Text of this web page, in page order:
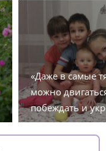
«Даже в самые
можно
побеждать и